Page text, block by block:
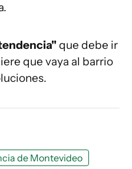
que debe ir
que vaya al barrio
de Montevideo